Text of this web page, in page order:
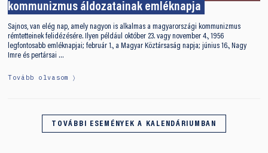
kommunizmus áldozatainak emléknapja
Sajnos, van elég nap, amely nagyon is alkalmas a magyarországi kommunizmus
rémtetteinek felidézésére. Ilyen például október 23. vagy november 4., 1956
legfontosabb emléknapjai; február 1., a Magyar Köztársaság napja; június 16., Nagy
Imre és pertársai …
Tovább olvasom
TOVÁBBI ESEMÉNYEK A KALENDÁRIUMBAN